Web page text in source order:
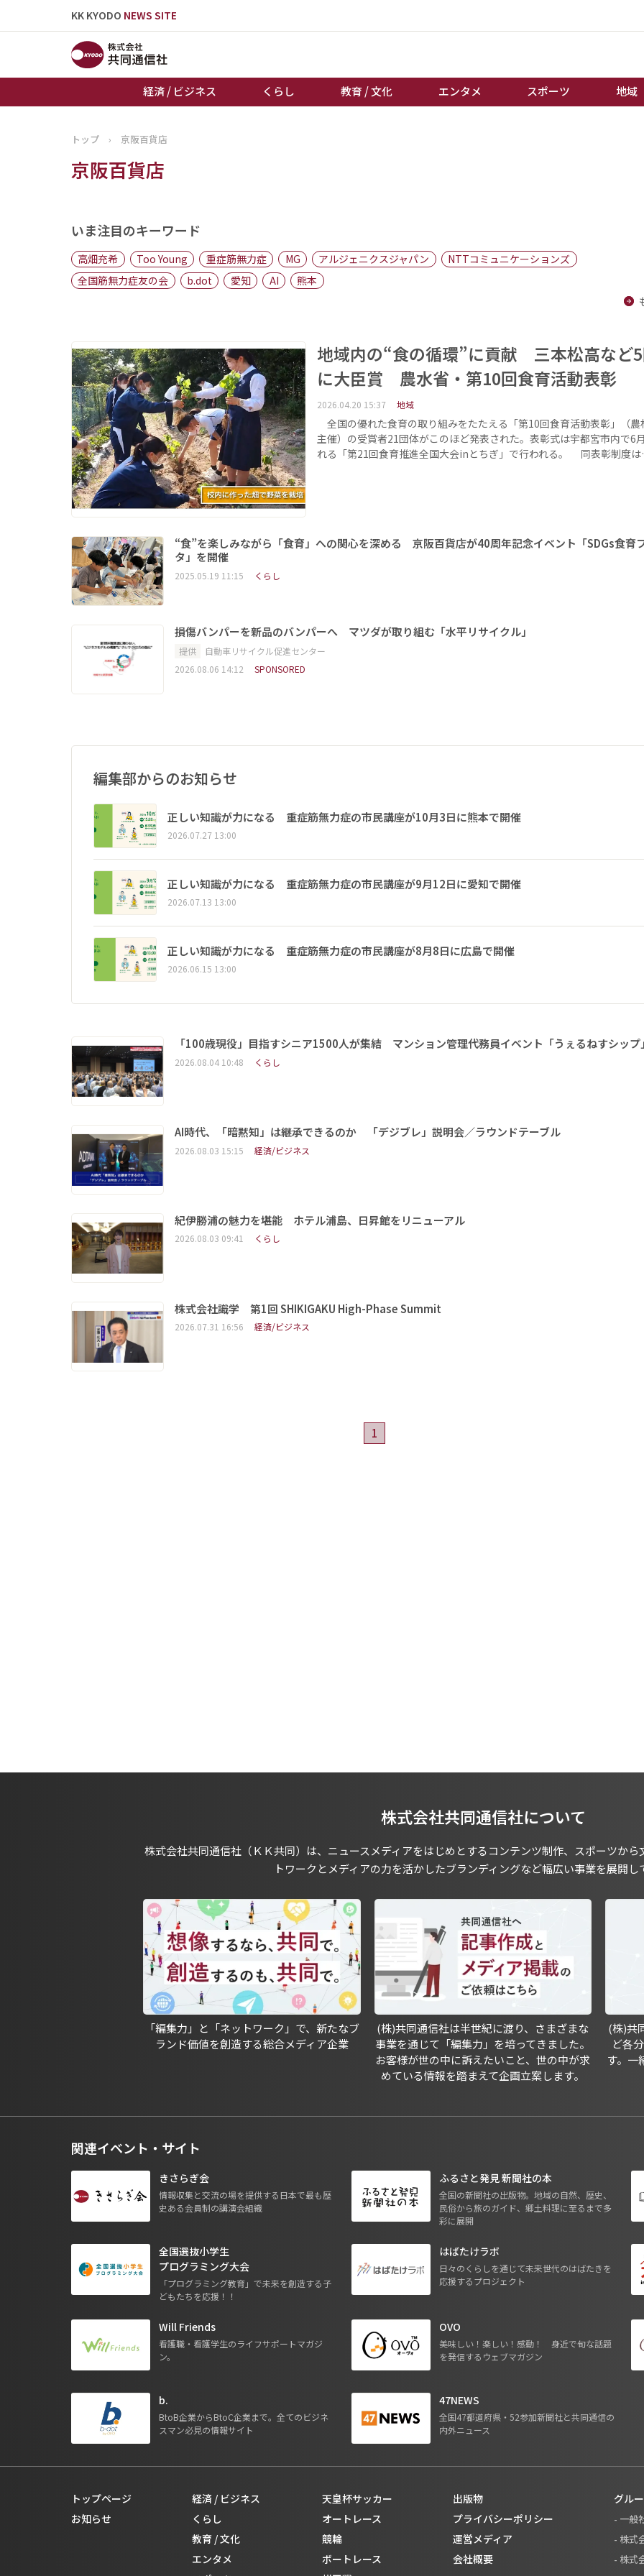
KK KYODO NEWS SITE
経済 / ビジネス くらし 教育 / 文化 エンタメ スポーツ 地域
トップページ
お知らせ
地域
棋王戦
トップ › 京阪百貨店
京阪百貨店
いま注目のキーワード
高畑充希 Too Young 重症筋無力症 MG アルジェニクスジャパン
NTTコミュニケーションズ
全国筋無力症友の会
b.dot 愛知 AI
熊本
地域内の“食の循環”に貢献 三本松高など
に大臣賞 農水省・第10回食育活動表彰
2026.04.20 15:37 地域
全国の優れた食育の取り組みをたたえる「第10回食育活動表彰」（農
主催）の受賞者21団体がこのほど発表された。表彰式は宇都宮市内で6
れる「第21回食育推進全国大会inとちぎ」で行われる。 同表彰制度
“食”を楽しみながら「食育」への関心を深める 京阪百貨店が40周年記念イベント「SDGs食育
タ」を開催
2025.05.19 11:15 くらし
損傷バンパーを新品のバンパーへ マツダが取り組む「水平リサイクル」
提供
自動車リサイクル促進センター
2026.08.06 14:12
SPONSORED
編集部からのお知らせ
正しい知識が力になる 重症筋無力症の市民講座が10月3日に熊本で開催
2026.07.27 13:00
正しい知識が力になる 重症筋無力症の市民講座が9月12日に愛知で開催
2026.07.13 13:00
正しい知識が力になる 重症筋無力症の市民講座が8月8日に広島で開催
2026.06.15 13:00
「100歳現役」目指すシニア1500人が集結 マンション管理代務員イベント「うぇるねすシップ
2026.08.04 10:48 くらし
AI時代、「暗黙知」は継承できるのか 「デジブレ」説明会／ラウンドテーブル
2026.08.03 15:15 経済/ビジネス
紀伊勝浦の魅力を堪能 ホテル浦島、日昇館をリニューアル
2026.08.03 09:41 くらし
株式会社識学 第1回 SHIKIGAKU High-Phase Summit
2026.07.31 16:56 経済/ビジネス
1
株式会社共同通信社について
株式会社共同通信社（ＫＫ共同）は、ニュースメディアをはじめとするコンテンツ制作、スポーツか
トワークとメディアの力を活かしたブランディングなど幅広い事業を展開し
「編集力」と「ネットワーク」で、新たなブ
ランド価値を創造する総合メディア企業
(株)共同通信社は半世紀に渡り、さまざまな
事業を通じて「編集力」を培ってきました。
お客様が世の中に訴えたいこと、世の中が求
めている情報を踏まえて企画立案します。
(株)共
ど各
す。一
関連イベント・サイト
きさらぎ会
情報収集と交流の場を提供する日本で最も歴
史ある会員制の講演会組織
ふるさと発見 新聞社の本
全国の新聞社の出版物。地域の自然、歴史、
民俗から旅のガイド、郷土料理に至るまで多
彩に展開
全国選抜小学生
プログラミング大会
「プログラミング教育」で未来を創造する子
どもたちを応援！！
はばたけラボ
日々のくらしを通じて未来世代のはばたきを
応援するプロジェクト
Will Friends
看護職・看護学生のライフサポートマガジ
ン。
OVO
美味しい！楽しい！感動！ 身近で旬な話題
を発信するウェブマガジン
b.
BtoB企業からBtoC企業まで。全てのビジネ
スマン必見の情報サイト
47NEWS
全国47都道府県・52参加新聞社と共同通信の
内外ニュース
トップページ
お知らせ
経済 / ビジネス
くらし
教育 / 文化
エンタメ
天皇杯サッカー
オートレース
競輪
ボートレース
出版物
プライバシーポリシー
運営メディア
会社概要
グル
- 一般
- 株式
- 株式